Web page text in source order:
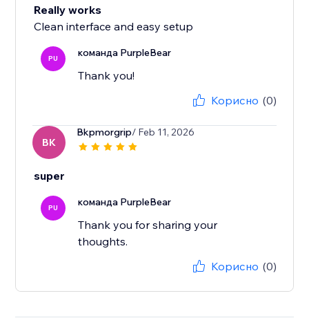
Really works
Clean interface and easy setup
PU команда PurpleBear
Thank you!
Корисно (0)
BK
Bkpmorgrip/ Feb 11, 2026
super
PU команда PurpleBear
Thank you for sharing your
thoughts.
Корисно (0)